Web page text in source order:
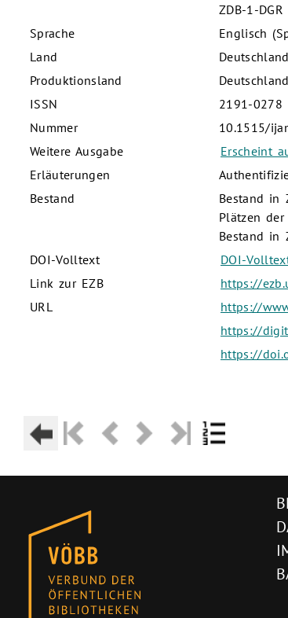
ZDB-1-DGR
Sprache
Englisch
Land
Deutschland
Produktionsland
Deutschland
ISSN
2191-0278
Nummer
10.1515/
Weitere Ausgabe
Erscheint
Erläuterungen
Bestand
Bestand in
Plätzen
Bestand in
DOI-Volltext
DOI-
Link zur EZB
https://
URL
https://
https://
https://